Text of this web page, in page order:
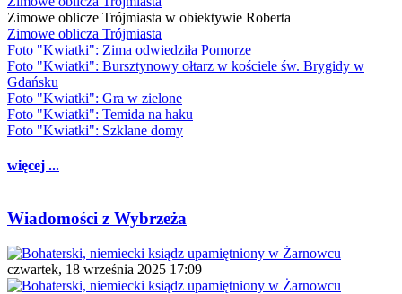
Zimowe oblicze Trójmiasta w obiektywie Roberta
Zimowe oblicza Trójmiasta
Foto "Kwiatki": Zima odwiedziła Pomorze
Foto "Kwiatki": Bursztynowy ołtarz w kościele św. Brygidy w
Gdańsku
Foto "Kwiatki": Gra w zielone
Foto "Kwiatki": Temida na haku
Foto "Kwiatki": Szklane domy
więcej ...
Wiadomości z Wybrzeża
czwartek, 18 września 2025 17:09